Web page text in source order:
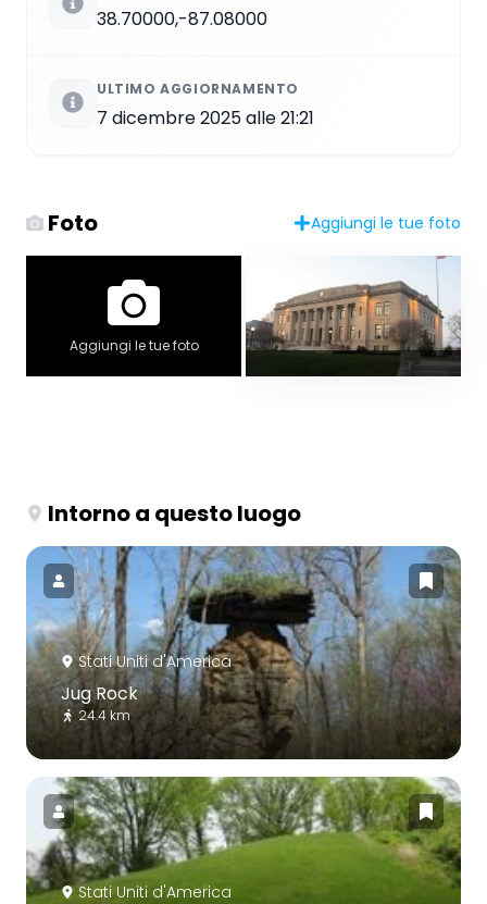
38.70000,-87.08000
ULTIMO AGGIORNAMENTO
7 dicembre 2025 alle 21:21
Foto Aggiungi le tue foto
Aggiungi le tue foto
Intorno a questo luogo
Stati Uniti d'America
Jug Rock
24.4 km
Stati Uniti d'America